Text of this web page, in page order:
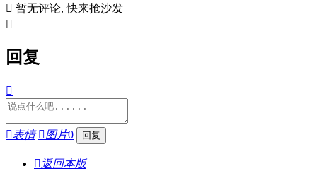
 暂无评论, 快来抢沙发

回复

表情 图片0
 返回本版